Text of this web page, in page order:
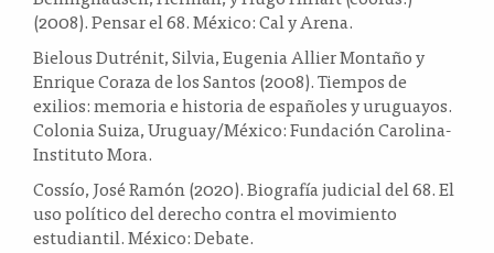
(2008). Pensar el 68. México: Cal y Arena.
Bielous Dutrénit, Silvia, Eugenia Allier Montaño y
Enrique Coraza de los Santos (2008). Tiempos de
exilios: memoria e historia de españoles y uruguayos.
Colonia Suiza, Uruguay/México: Fundación Carolina-
Instituto Mora.
Cossío, José Ramón (2020). Biografía judicial del 68. El
uso político del derecho contra el movimiento
estudiantil. México: Debate.